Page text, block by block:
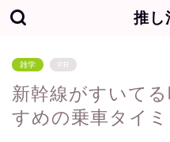
推し
雑学 PR
新幹線がすいて
すめの乗車タイ